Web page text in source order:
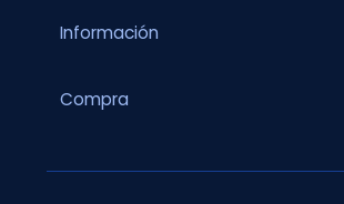
Información
Compra